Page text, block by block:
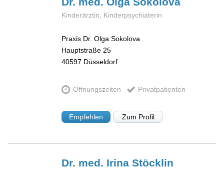
Kinderärztin, Kinderpsychiaterin
Praxis Dr. Olga Sokolova
Hauptstraße 25
40597 Düsseldorf
Öffnungszeiten Privatpatienten
Empfehlen Zum Profil
Dr. med. IrinaStöcklin